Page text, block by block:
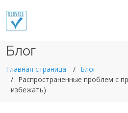
Блог
Главная страница
Блог
Распространенные проблем с
избежать)